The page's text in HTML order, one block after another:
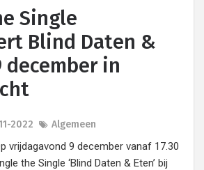
Single
Blind Daten &
december in
2022 Algemeen
vrijdagavond 9 december vanaf 17.30
the Single ‘Blind Daten & Eten’ bij